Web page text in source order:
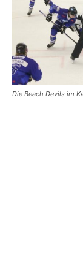
Die Beach Devils im